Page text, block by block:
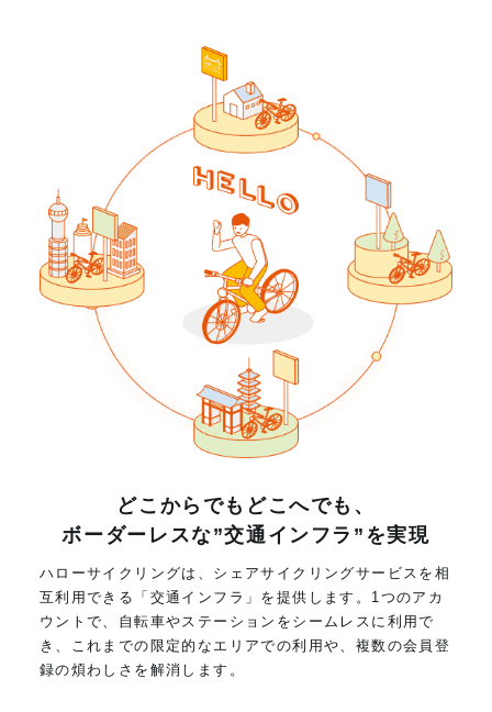
どこからでもどこへでも、
ボーダーレスな”交通インフラ”を実現
ハローサイクリングは、シェアサイクリングサービスを相
互利用できる「交通インフラ」を提供します。1つのアカ
ウントで、自転車やステーションをシームレスに利用で
き、これまでの限定的なエリアでの利用や、複数の会員登
録の煩わしさを解消します。